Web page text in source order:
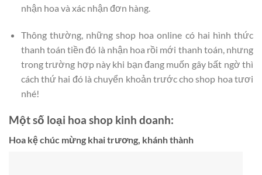
nhận hoa và xác nhận đơn hàng.
Thông thường, những shop hoa online có hai hình thức
thanh toán tiền đó là nhận hoa rồi mới thanh toán, nhưng
trong trường hợp này khi bạn đang muốn gây bất ngờ thì
cách thứ hai đó là chuyển khoản trước cho shop hoa tươi
nhé!
Một số loại hoa shop kinh doanh:
Hoa kệ chúc mừng khai trương, khánh thành